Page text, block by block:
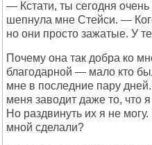
— Кстати, ты сегодня
шепнула мне Стейси. —
но они просто зажатые. У
Почему она так добра ко
благодарной — мало кто
мне в последние пару
меня заводит даже то, что
Но раздвинуть их я не
мной сделали?